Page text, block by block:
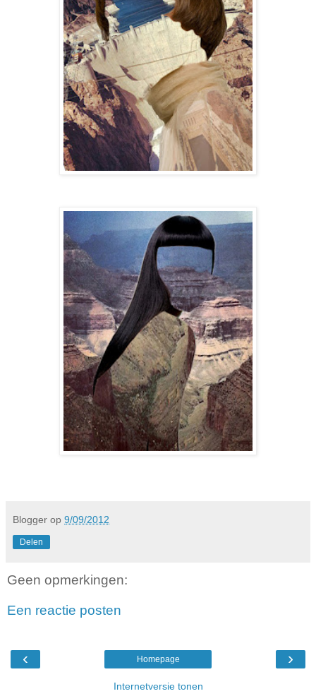
Blogger op 9/09/2012
Delen
Geen opmerkingen:
Een reactie posten
‹ ›
Homepage
Internetversie tonen